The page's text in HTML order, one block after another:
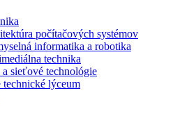
počítačových systémov
informatika a robotika
technika
sieťové technológie
lýceum